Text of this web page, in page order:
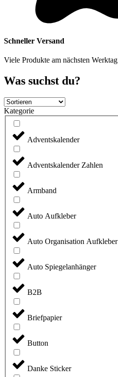
Schneller Versand
Viele Produkte am nächsten Werktag
Was suchst du?
Kategorie
Adventskalender
Adventskalender Zahlen
Armband
Auto Aufkleber
Auto Organisation Aufkleber
Auto Spiegelanhänger
B2B
Briefpapier
Button
Danke Sticker